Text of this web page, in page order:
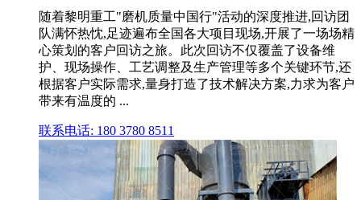
随着黎明重工"磨机质量中国行"活动的深度推进,回访团
队满怀热忱,足迹遍布全国各大项目现场,开展了一场场精
心策划的客户回访之旅。此次回访不仅覆盖了设备维
护、现场操作、工艺调整及生产管理等多个关键环节,还
根据客户实际需求,量身打造了技术解决方案,力求为客户
带来有温度的 ...
联系电话: 180 3780 8511